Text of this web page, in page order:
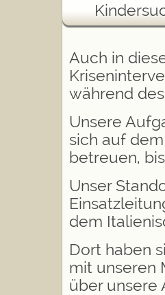
Auch in
während
Unsere
sich auf
betreuen,
Unser
dem
Dort haben
mit unseren
über unsere